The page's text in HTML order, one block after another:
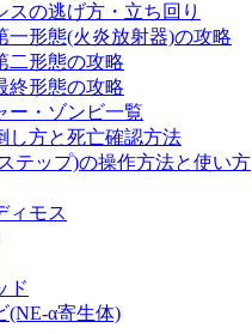
スの逃げ方・立ち回り
一形態(火炎放射器)の攻略
二形態の攻略
終形態の攻略
ー・ゾンビ一覧
し方と死亡確認方法
テップ)の操作方法と使い方
ィモス
ド
(NE-α寄生体)